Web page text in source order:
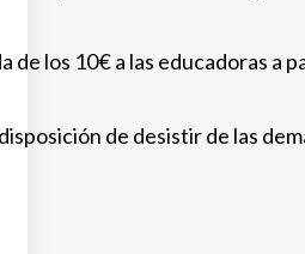
los 10€ a las educadoras a
de desistir de las